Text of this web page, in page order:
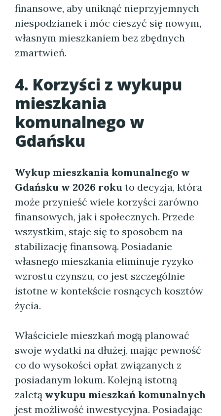
finansowe, aby uniknąć nieprzyjemnych
niespodzianek i móc cieszyć się nowym,
własnym mieszkaniem bez zbędnych
zmartwień.
4. Korzyści z wykupu
mieszkania
komunalnego w
Gdańsku
Wykup mieszkania komunalnego w
Gdańsku w 2026 roku to decyzja, która
może przynieść wiele korzyści zarówno
finansowych, jak i społecznych. Przede
wszystkim, staje się to sposobem na
stabilizację finansową. Posiadanie
własnego mieszkania eliminuje ryzyko
wzrostu czynszu, co jest szczególnie
istotne w kontekście rosnących kosztów
życia.
Właściciele mieszkań mogą planować
swoje wydatki na dłużej, mając pewność
co do wysokości opłat związanych z
posiadanym lokum. Kolejną istotną
zaletą wykupu mieszkań komunalnych
jest możliwość inwestycyjna. Posiadając